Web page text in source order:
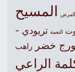
المسيح
النعمة تريودي -
خضر راهب
الراعي